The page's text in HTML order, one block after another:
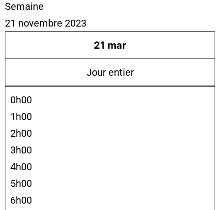
Semaine
21 novembre 2023
21 mar
Jour entier
0h00
1h00
2h00
3h00
4h00
5h00
6h00